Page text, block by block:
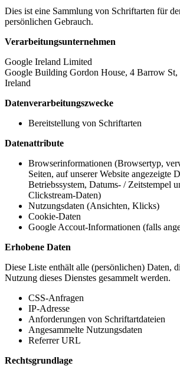
Dies ist eine Sammlung von Schriftarten für
persönlichen Gebrauch.
Verarbeitungsunternehmen
Google Ireland Limited
Google Building Gordon House, 4 Barrow
Ireland
Datenverarbeitungszwecke
Bereitstellung von Schriftarten
Datenattribute
Browserinformationen (Browsertyp,
Seiten, auf unserer Website angezeigte
Betriebssystem, Datums- / Zeitstempel
Clickstream-Daten)
Nutzungsdaten (Ansichten, Klicks)
Cookie-Daten
Google Accout-Informationen (falls
Erhobene Daten
Diese Liste enthält alle (persönlichen) Daten,
Nutzung dieses Dienstes gesammelt werden.
CSS-Anfragen
IP-Adresse
Anforderungen von Schriftartdateien
Angesammelte Nutzungsdaten
Referrer URL
Rechtsgrundlage